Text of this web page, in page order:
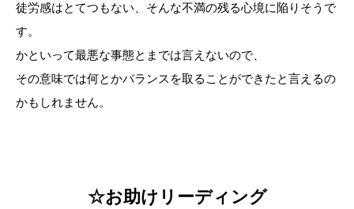
徒労感はとてつもない、そんな不満の残る心境に陥りそうで
す。
かといって最悪な事態とまでは言えないので、
その意味では何とかバランスを取ることができたと言えるの
かもしれません。
☆お助けリーディング